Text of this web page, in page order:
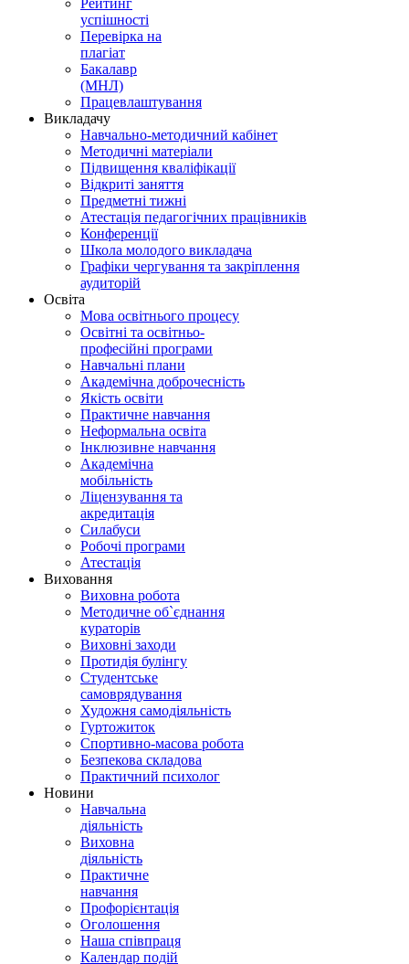
успішності
Перевірка на
плагіат
Бакалавр
(МНЛ)
Працевлаштування
Викладачу
Навчально-методичний кабінет
Методичні матеріали
Підвищення кваліфікації
Відкриті заняття
Предметні тижні
Атестація педагогічних працівників
Конференції
Школа молодого викладача
Графіки чергування та закріплення
аудиторій
Освіта
Мова освітнього процесу
Освітні та освітньо-
професійні програми
Навчальні плани
Академічна доброчесність
Якість освіти
Практичне навчання
Неформальна освіта
Інклюзивне навчання
Академічна
мобільність
Ліцензування та
акредитація
Силабуси
Робочі програми
Атестація
Виховання
Виховна робота
Методичне об`єднання
кураторів
Виховні заходи
Протидія булінгу
Студентське
самоврядування
Художня самодіяльність
Гуртожиток
Спортивно-масова робота
Безпекова складова
Практичний психолог
Новини
Навчальна
діяльність
Виховна
діяльність
Практичне
навчання
Профорієнтація
Оголошення
Наша співпраця
Календар подій